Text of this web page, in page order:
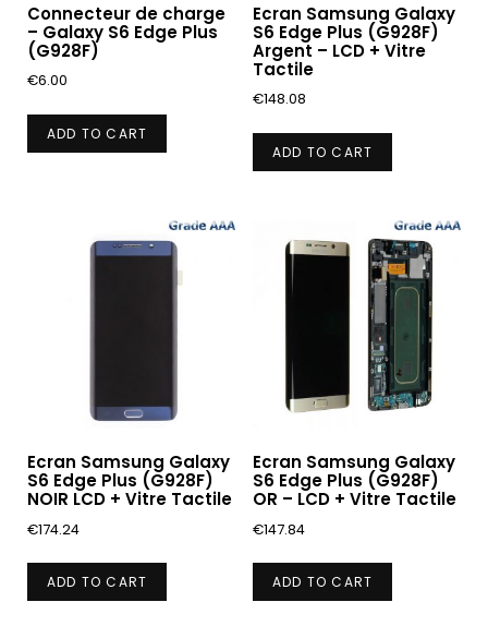
Connecteur de charge
– Galaxy S6 Edge Plus
(G928F)
€6.00
ADD TO CART
Ecran Samsung Galaxy
S6 Edge Plus (G928F)
Argent – LCD + Vitre
Tactile
€148.08
ADD TO CART
Ecran Samsung Galaxy
S6 Edge Plus (G928F)
NOIR LCD + Vitre Tactile
€174.24
ADD TO CART
Ecran Samsung Galaxy
S6 Edge Plus (G928F)
OR – LCD + Vitre Tactile
€147.84
ADD TO CART